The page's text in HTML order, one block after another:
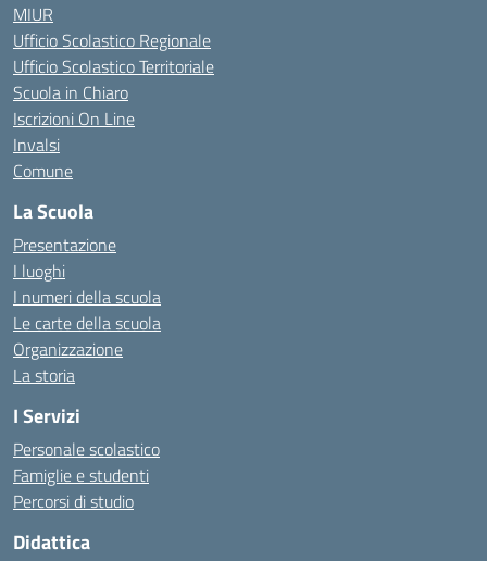
MIUR
Ufficio Scolastico Regionale
Ufficio Scolastico Territoriale
Scuola in Chiaro
Iscrizioni On Line
Invalsi
Comune
La Scuola
Presentazione
I luoghi
I numeri della scuola
Le carte della scuola
Organizzazione
La storia
I Servizi
Personale scolastico
Famiglie e studenti
Percorsi di studio
Didattica